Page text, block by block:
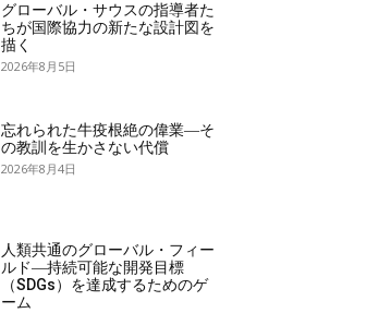
グローバル・サウスの指導者た
ちが国際協力の新たな設計図を
描く
2026年8月5日
忘れられた牛疫根絶の偉業―そ
の教訓を生かさない代償
2026年8月4日
人類共通のグローバル・フィー
ルド―持続可能な開発目標
（SDGs）を達成するためのゲ
ーム